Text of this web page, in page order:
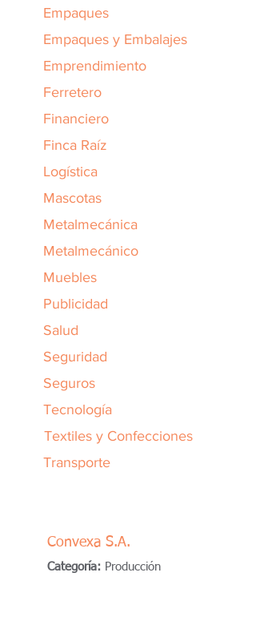
Empaques
Empaques y Embalajes
Emprendimiento
Ferretero
Financiero
Finca Raíz
Logística
Mascotas
Metalmecánica
Metalmecánico
Muebles
Publicidad
Salud
Seguridad
Seguros
Tecnología
Textiles y Confecciones
Transporte
Convexa S.A.
Categoría: Producción